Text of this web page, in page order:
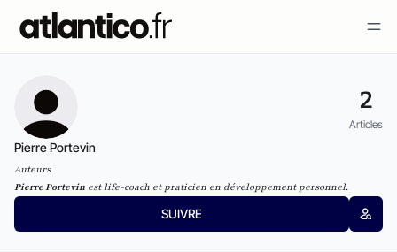
2
Articles
Pierre Portevin
Auteurs
Pierre Portevin est life-coach et praticien en développement personnel.
SUIVRE